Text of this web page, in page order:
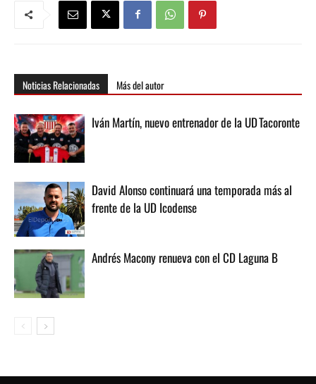
Noticias Relacionadas Más del autor
Iván Martín, nuevo entrenador de la UD Tacoronte
David Alonso continuará una temporada más al
frente de la UD Icodense
Andrés Macony renueva con el CD Laguna B